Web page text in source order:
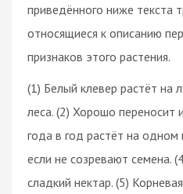
приведённого ниже текста
относящиеся к описанию
признаков этого растения.
(1) Белый клевер растёт на
леса. (2) Хорошо переносит
года в год растёт на
если не созревают семена.
сладкий нектар. (5)